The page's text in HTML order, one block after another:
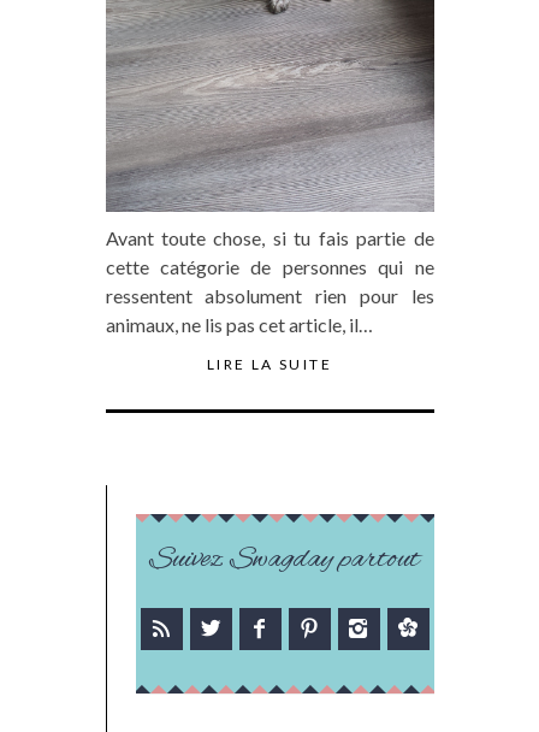
Avant toute chose, si tu fais partie de
cette catégorie de personnes qui ne
ressentent absolument rien pour les
animaux, ne lis pas cet article, il…
LIRE LA SUITE
Suivez Swagday partout